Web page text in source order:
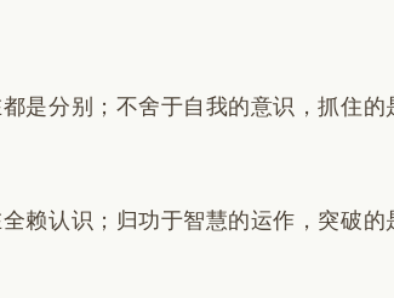
是分别；不舍于自我的意识，抓住
赖认识；归功于智慧的运作，突破